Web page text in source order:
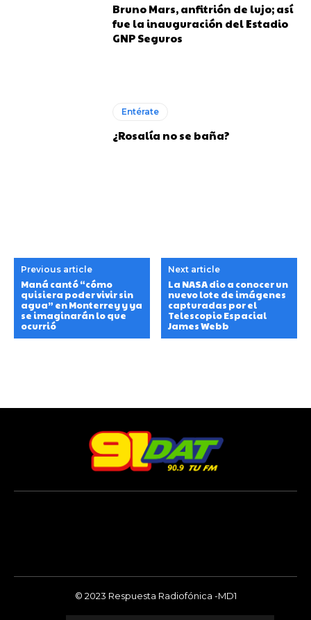
Bruno Mars, anfitrión de lujo; así
fue la inauguración del Estadio
GNP Seguros
Entérate
¿Rosalía no se baña?
Previous article
Maná cantó “cómo
quisiera poder vivir sin
agua” en Monterrey y ya
se imaginarán lo que
ocurrió
Next article
La NASA dio a conocer un
nuevo lote de imágenes
capturadas por el
Telescopio Espacial
James Webb
© 2023 Respuesta Radiofónica -MD1